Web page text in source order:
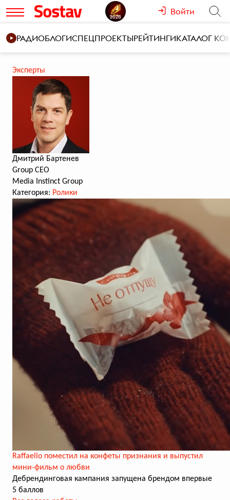
Войти
РАДИОБЛОГИСПЕЦПРОЕКТЫРЕЙТИНГИКАТАЛОГ
Эксперты
Дмитрий Бартенев
Group CEO
Media Instinct Group
Категория: Ролики
Raffaello поместил на конфеты признания и выпустил
мини-фильм о любви
Дебрендинговая кампания запущена брендом впервые
5 баллов